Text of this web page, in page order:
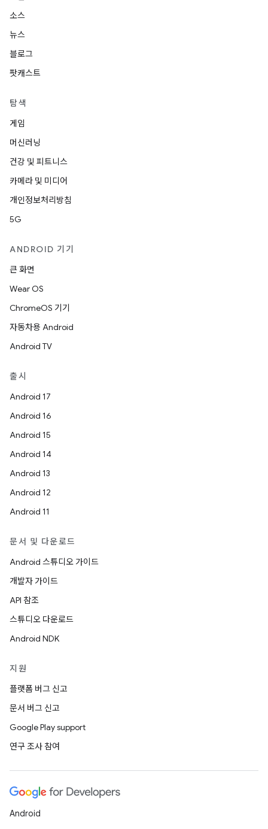
소스
뉴스
블로그
팟캐스트
탐색
게임
머신러닝
건강 및 피트니스
카메라 및 미디어
개인정보처리방침
5G
ANDROID 기기
큰 화면
Wear OS
ChromeOS 기기
자동차용 Android
Android TV
출시
Android 17
Android 16
Android 15
Android 14
Android 13
Android 12
Android 11
문서 및 다운로드
Android 스튜디오 가이드
개발자 가이드
API 참조
스튜디오 다운로드
Android NDK
지원
플랫폼 버그 신고
문서 버그 신고
Google Play support
연구 조사 참여
Android